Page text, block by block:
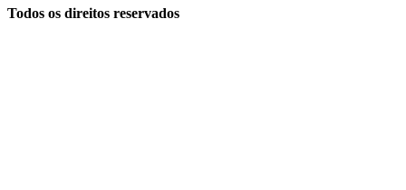
Todos os direitos reservados